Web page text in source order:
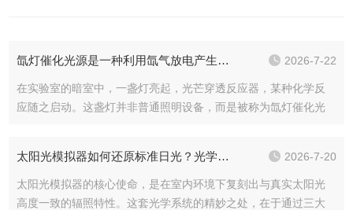
氙灯催化光源是一种利用氙气放电产生高亮度光辐射的设备 2026-7-22
在实验室的暗室中，一盏灯亮起，光芒穿透反应器，某种化学反
应随之启动。这盏灯并非普通照明设备，而是被称为氙灯催化光
高亮度光辐射的设...
太阳光模拟器如何还原标准日光？光学系统原理解析 2026-7-20
太阳光模拟器的核心使命，是在室内环境下复刻出与真实太阳光
高度一致的辐照特性。这套光学系统的精妙之处，在于通过三大